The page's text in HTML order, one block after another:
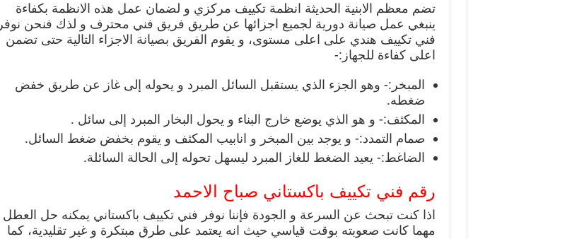
تضم معظم الابنية الحديثة انظمة تكييف مركزي و لضمان عمل هذه الانظمة بكفاءة
ينبغي عمل صيانة دورية لجميع اجزائها عن طريق فريق فني محترف و لذك فنحن نوفر
فني تكييف هندي على اعلى مستوى، و يقوم الفريق بصيانة الاجزاء التالية حتى تضمن
اعلى كفاءة للجهاز:-
المبخر:- وهو الجزء الذي يستقبل السائل المبرد و يحوله إلى غاز عن طريق خفض
ضغطه.
المكثف:- و هو الذي يوضع خارج البناء و يحول البخار المبرد إلى سائل .
صمام التمدد:- و يوجد بين المبخر و انابيب المكثف و يقوم بخفض ضغط السائل.
الضاغط:- يعيد الضغط للغاز المبرد ليسهل تحوله إلى الحالة السائلة.
رقم فني تكييف باكستاني صباح الاحمد
اذا كنت تبحث عن السرعة و الجودة فإننا نوفر فني تكييف باكستاني يمكنه حل العطل
مهما كانت صعوبته بوقت قياسي حيث انه يعتمد على طرق مبتكرة و غير تقليدية، كما